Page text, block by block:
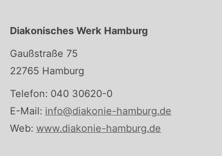
Diakonisches Werk Hamburg
Gaußstraße 75
22765 Hamburg
Telefon: 040 30620-0
E-Mail: info@diakonie-hamburg.de
Web: www.diakonie-hamburg.de